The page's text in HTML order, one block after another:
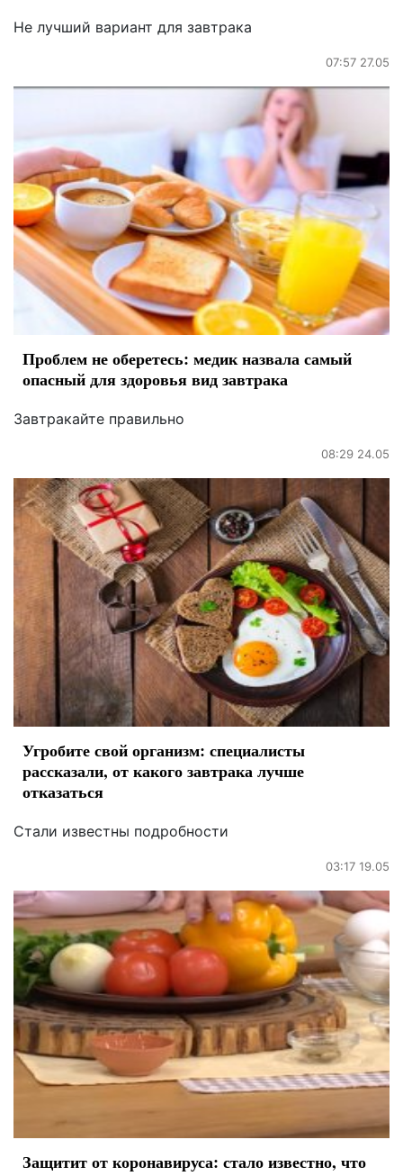
Не лучший вариант для завтрака
07:57 27.05
Проблем не оберетесь: медик назвала самый
опасный для здоровья вид завтрака
Завтракайте правильно
08:29 24.05
Угробите свой организм: специалисты
рассказали, от какого завтрака лучше
отказаться
Стали известны подробности
03:17 19.05
Защитит от коронавируса: стало известно, что